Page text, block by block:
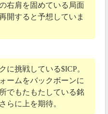
右肩を固めている局面
開すると予想していま
に挑戦している$ICP。
ームをバックボーンに
でもたもたしている銘
らに上を期待。